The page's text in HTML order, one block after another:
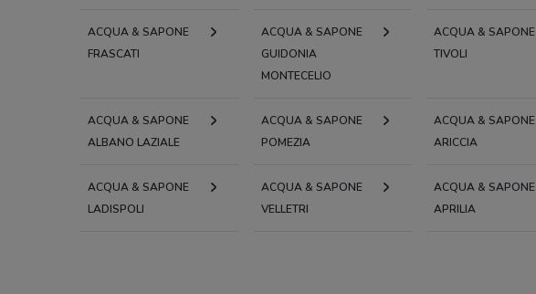
ACQUA & SAPONE
FRASCATI
ACQUA & SAPONE
GUIDONIA
MONTECELIO
ACQUA & SAPONE
TIVOLI
ACQUA & SAPONE
ALBANO LAZIALE
ACQUA & SAPONE
POMEZIA
ACQUA & SAPONE
ARICCIA
ACQUA & SAPONE
LADISPOLI
ACQUA & SAPONE
VELLETRI
ACQUA & SAPONE
APRILIA